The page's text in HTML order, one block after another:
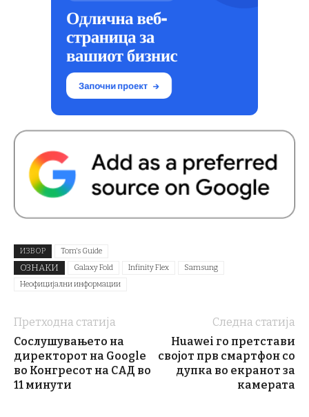
ИЗВОР Tom's Guide
ОЗНАКИ Galaxy Fold Infinity Flex
Samsung
Неофицијални информации
Претходна статија
Сослушувањето на
директорот на Google
во Конгресот на САД во
11 минути
Следна статија
Huawei го претстави
својот прв смартфон со
дупка во екранот за
камерата